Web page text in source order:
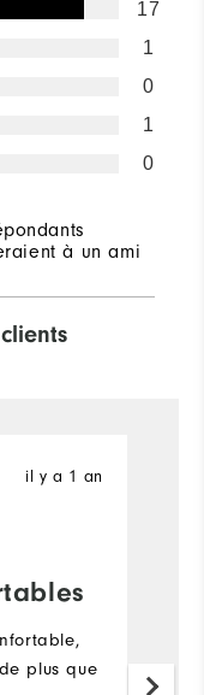
17
1
0
1
0
à un ami
il y a 1 an
plus que